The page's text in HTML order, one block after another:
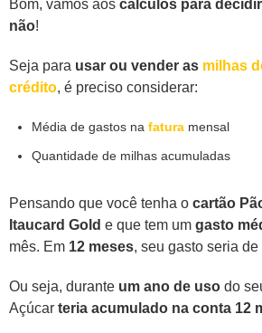
Bom, vamos aos cálculos para
não!
Seja para usar ou vender as milhas
crédito, é preciso considerar:
Média de gastos na fatura mensal
Quantidade de milhas acumuladas
Pensando que você tenha o cartão
Itaucard Gold e que tem um gasto
mês. Em 12 meses, seu gasto seria de
Ou seja, durante um ano de uso do
Açúcar teria acumulado na conta 12